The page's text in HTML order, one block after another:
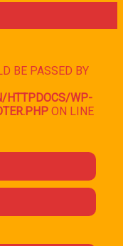
BE PASSED BY
HTTPDOCS/WP-
ON LINE